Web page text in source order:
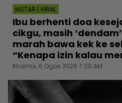
MSTAR | VIRAL
Ibu berhenti doa
cikgu, masih
marah bawa kek ke
“Kenapa izin kalau
Khamis, 6 Ogos 2026 7:00 AM